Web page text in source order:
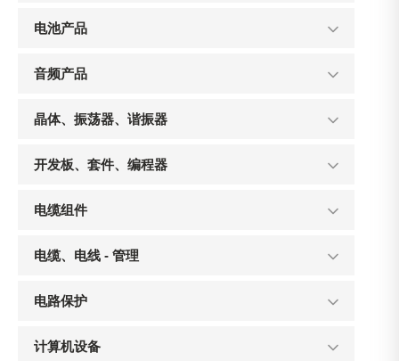
电池产品
音频产品
晶体、振荡器、谐振器
开发板、套件、编程器
电缆组件
电缆、电线 - 管理
电路保护
计算机设备